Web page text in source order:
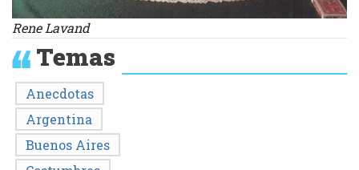
Rene Lavand
Temas
Anecdotas
Argentina
Buenos Aires